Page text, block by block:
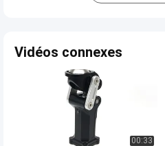
Vidéos connexes
00:33